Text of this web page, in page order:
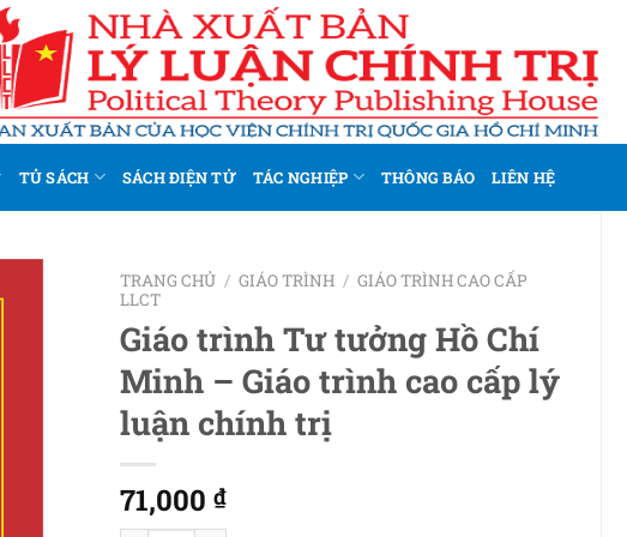
TỦ SÁCH SÁCH ĐIỆN TỬ TÁC NGHIỆP THÔNG BÁO LIÊN HỆ
TRANG CHỦ / GIÁO TRÌNH / GIÁO TRÌNH CAO CẤP
LLCT
Giáo trình Tư tưởng Hồ Chí
Minh – Giáo trình cao cấp lý
luận chính trị
71,000 ₫